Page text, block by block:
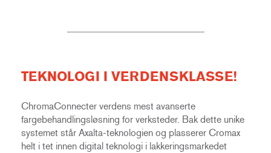
TEKNOLOGI I VERDENSKLASSE!
ChromaConnecter verdens mest avanserte
fargebehandlingsløsning for verksteder. Bak dette unike
systemet står Axalta-teknologien og plasserer Cromax
helt i tet innen digital teknologi i lakkeringsmarkedet